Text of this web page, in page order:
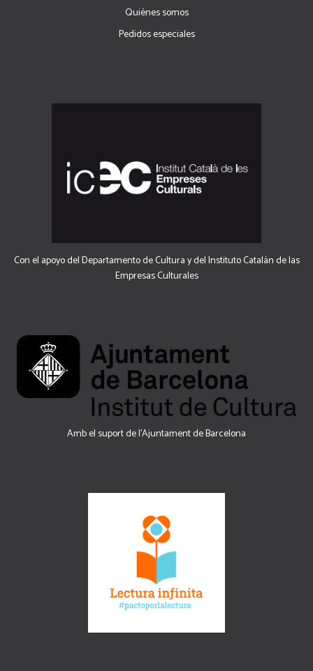
Quiénes somos
Pedidos especiales
Con el apoyo del Departamento de Cultura y del Instituto Catalán de las
Empresas Culturales
Amb el suport de l’Ajuntament de Barcelona